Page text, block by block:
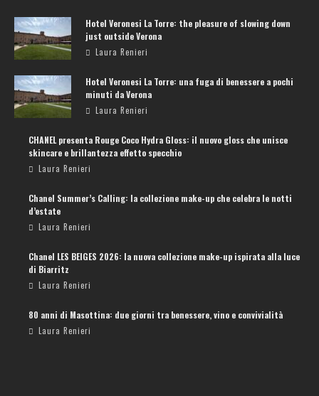
Hotel Veronesi La Torre: the pleasure of slowing down
just outside Verona
Laura Renieri
Hotel Veronesi La Torre: una fuga di benessere a pochi
minuti da Verona
Laura Renieri
CHANEL presenta Rouge Coco Hydra Gloss: il nuovo gloss che unisce
skincare e brillantezza effetto specchio
Laura Renieri
Chanel Summer’s Calling: la collezione make-up che celebra le notti
d’estate
Laura Renieri
Chanel LES BEIGES 2026: la nuova collezione make-up ispirata alla luce
di Biarritz
Laura Renieri
80 anni di Masottina: due giorni tra benessere, vino e convivialità
Laura Renieri